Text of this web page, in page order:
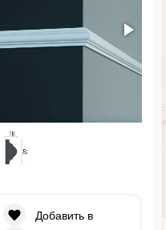
Добавить в